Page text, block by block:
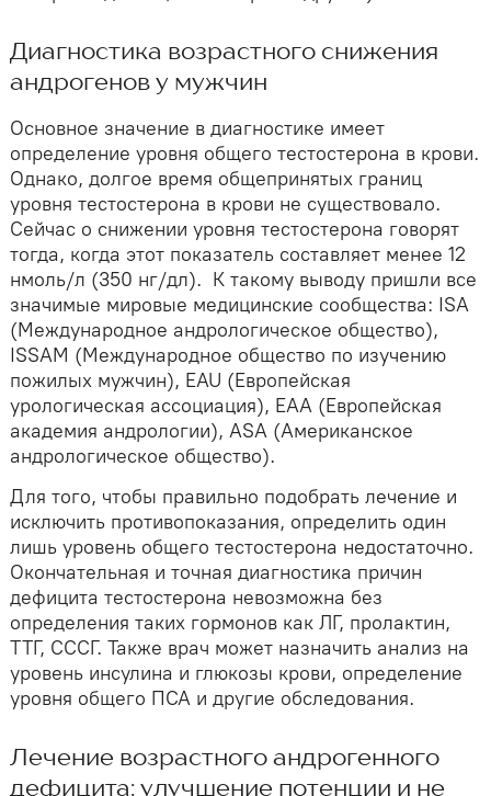
Диагностика возрастного снижения
андрогенов у мужчин
Основное значение в диагностике имеет
определение уровня общего тестостерона в крови.
Однако, долгое время общепринятых границ
уровня тестостерона в крови не существовало.
Сейчас о снижении уровня тестостерона говорят
тогда, когда этот показатель составляет менее 12
нмоль/л (350 нг/дл). К такому выводу пришли все
значимые мировые медицинские сообщества: ISA
(Международное андрологическое общество),
ISSAM (Международное общество по изучению
пожилых мужчин), EAU (Европейская
урологическая ассоциация), EAA (Европейская
академия андрологии), ASA (Американское
андрологическое общество).
Для того, чтобы правильно подобрать лечение и
исключить противопоказания, определить один
лишь уровень общего тестостерона недостаточно.
Окончательная и точная диагностика причин
дефицита тестостерона невозможна без
определения таких гормонов как ЛГ, пролактин,
ТТГ, СССГ. Также врач может назначить анализ на
уровень инсулина и глюкозы крови, определение
уровня общего ПСА и другие обследования.
Лечение возрастного андрогенного
дефицита: улучшение потенции и не